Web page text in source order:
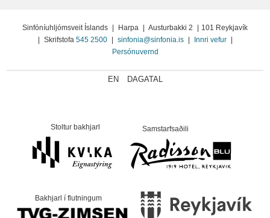
Sinfóníuhljómsveit Íslands | Harpa | Austurbakki 2 | 101 Reykjavík
| Skrifstofa 545 2500 | sinfonia@sinfonia.is | Innri vefur |
Persónuvernd
EN DAGATAL
Stoltur bakhjarl Samstarfsaðili
Bakhjarl í flutningum